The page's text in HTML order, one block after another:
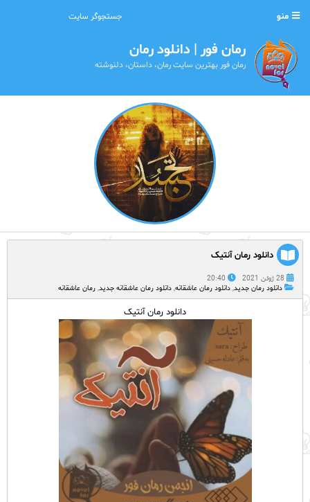
منو
رمان فور | دانلود رمان
رمان فور بهترین سایت رمان، داستان، دلنوشته
دانلود رمان آنتیک
28 ژوئن 2021
20:40
دانلود رمان جدید, دانلود رمان عاشقانه, دانلود رمان عاشقانه جدید, رمان عاشقانه
دانلود رمان آنتیک